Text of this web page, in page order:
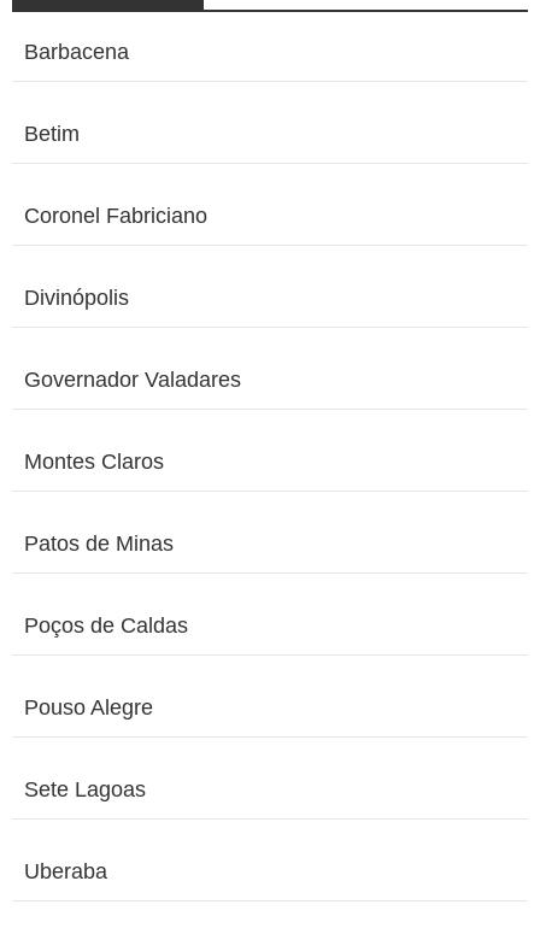
Barbacena
Betim
Coronel Fabriciano
Divinópolis
Governador Valadares
Montes Claros
Patos de Minas
Poços de Caldas
Pouso Alegre
Sete Lagoas
Uberaba